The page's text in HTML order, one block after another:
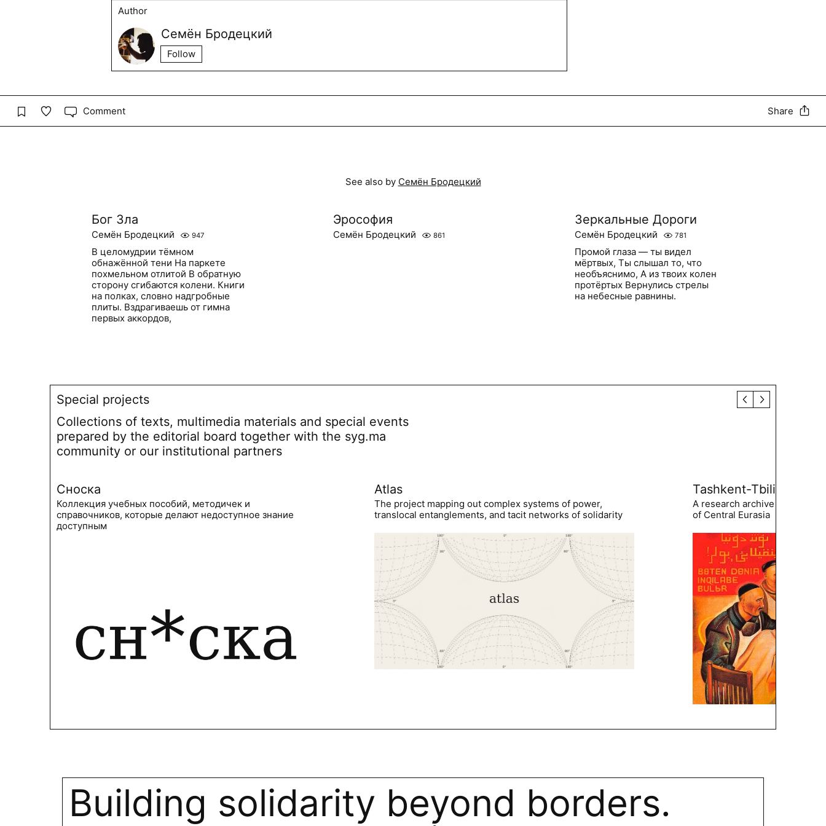
Author
Семён Бродецкий
Follow
Comment Share
See also by Семён Бродецкий
Бог Зла
Семён Бродецкий 947
В целомудрии тёмном
обнажённой тени На паркете
похмельном отлитой В обратную
сторону сгибаются колени. Книги
на полках, словно надгробные
плиты. Вздрагиваешь от гимна
первых аккордов,
Эрософия
Семён Бродецкий 861
Зеркальные Дороги
Семён Бродецкий 781
Промой глаза — ты видел
мёртвых, Ты слышал то, что
необъяснимо, А из твоих колен
протёртых Вернулись стрелы
на небесные равнины.
Special projects
Collections of texts, multimedia materials and special events
prepared by the editorial board together with the syg.ma
community or our institutional partners
Сноска
Коллекция учебных пособий, методичек и
справочников, которые делают недоступное знание
доступным
Atlas
The project mapping out complex systems of power,
translocal entanglements, and tacit networks of solidarity
Tashkent-Tbilisi
A research archive of the
of Central Eurasia
Building solidarity beyond borders.